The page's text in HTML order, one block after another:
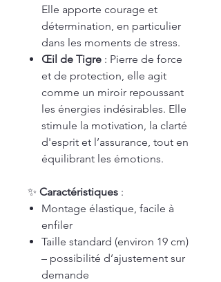
Elle apporte courage et
détermination, en particulier
dans les moments de stress.
Œil de Tigre : Pierre de force
et de protection, elle agit
comme un miroir repoussant
les énergies indésirables. Elle
stimule la motivation, la clarté
d'esprit et l’assurance, tout en
équilibrant les émotions.
✨ Caractéristiques :
Montage élastique, facile à
enfiler
Taille standard (environ 19 cm)
– possibilité d’ajustement sur
demande